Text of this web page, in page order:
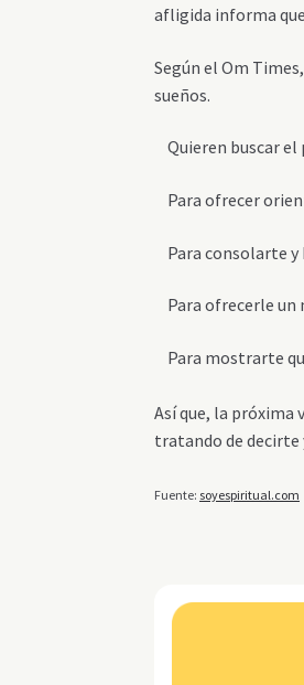
afligida informa
Según el Om
sueños.
Quieren buscar el
Para ofrecer
Para consolarte y
Para ofrecerle un
Para mostrarte
Así que, la próxima
tratando de decirte
Fuente: soyespiritual.com